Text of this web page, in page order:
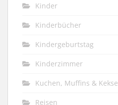
Kinder
Kinderbücher
Kindergeburtstag
Kinderzimmer
Kuchen, Muffins & Kekse
Reisen